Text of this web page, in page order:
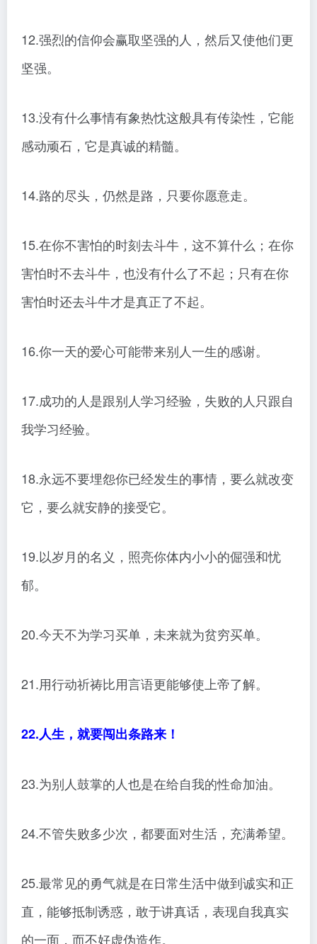
12.强烈的信仰会赢取坚强的人，然后又使他们更
坚强。
13.没有什么事情有象热忱这般具有传染性，它能
感动顽石，它是真诚的精髓。
14.路的尽头，仍然是路，只要你愿意走。
15.在你不害怕的时刻去斗牛，这不算什么；在你
害怕时不去斗牛，也没有什么了不起；只有在你
害怕时还去斗牛才是真正了不起。
16.你一天的爱心可能带来别人一生的感谢。
17.成功的人是跟别人学习经验，失败的人只跟自
我学习经验。
18.永远不要埋怨你已经发生的事情，要么就改变
它，要么就安静的接受它。
19.以岁月的名义，照亮你体内小小的倔强和忧
郁。
20.今天不为学习买单，未来就为贫穷买单。
21.用行动祈祷比用言语更能够使上帝了解。
22.人生，就要闯出条路来！
23.为别人鼓掌的人也是在给自我的性命加油。
24.不管失败多少次，都要面对生活，充满希望。
25.最常见的勇气就是在日常生活中做到诚实和正
直，能够抵制诱惑，敢于讲真话，表现自我真实
的一面，而不好虚伪造作。